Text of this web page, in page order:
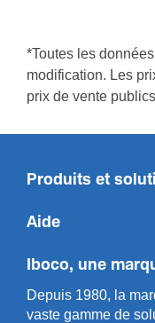
*Toutes les
modification. Les
prix de vente
Produits et
Aide
Iboco, une
Depuis 1980, la
vaste gamme de